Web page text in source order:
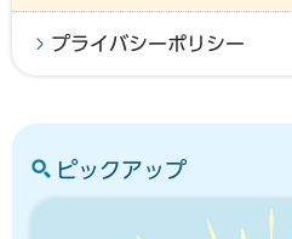
プライバシーポリシー
ピックアップ